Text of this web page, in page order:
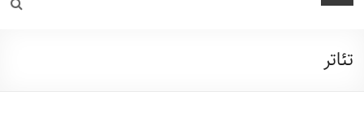
تئاتر